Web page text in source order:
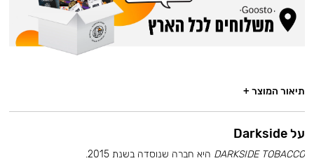
תיאור המוצר +
על Darkside
DARKSIDE TOBACCO היא חברה שנוסדה בשנת 2015.